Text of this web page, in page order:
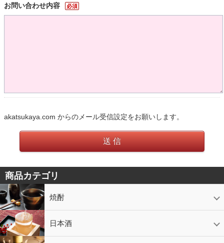
お問い合わせ内容 必須
akatsukaya.com からのメール受信設定をお願いします。
送 信
商品カテゴリ
焼酎
芋焼酎
かめ壷入り焼酎
黒糖焼酎
米焼酎
麦焼酎
そば焼酎
泡盛
とうもろこし焼酎
ギフトコーナー
セットコーナー
益々繁盛
鹿児島限定 日本酒